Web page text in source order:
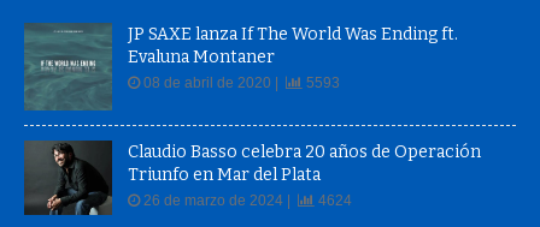
JP SAXE lanza If The World Was Ending ft.
Evaluna Montaner
08 de abril de 2020 | 5593
Claudio Basso celebra 20 años de Operación
Triunfo en Mar del Plata
26 de marzo de 2024 | 4624